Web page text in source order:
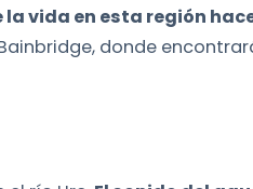
vida en esta región
donde